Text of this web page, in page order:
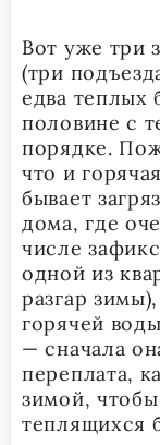
Вот уже три
(три
едва теплых
половине с
порядке.
что и
бывает
дома, где
числе
одной из
разгар
горячей
— сначала
переплата,
зимой,
теплящихся